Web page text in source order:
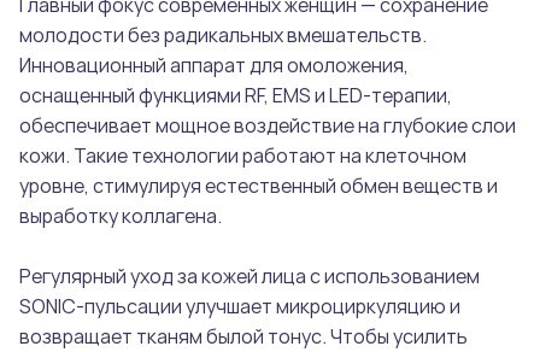
молодости без радикальных вмешательств.
Инновационный аппарат для омоложения,
оснащенный функциями RF, EMS и LED-терапии,
обеспечивает мощное воздействие на глубокие слои
кожи. Такие технологии работают на клеточном
уровне, стимулируя естественный обмен веществ и
выработку коллагена.
Регулярный уход за кожей лица с использованием
SONIC-пульсации улучшает микроциркуляцию и
возвращает тканям былой тонус. Чтобы усилить